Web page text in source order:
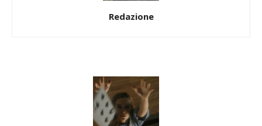
Redazione